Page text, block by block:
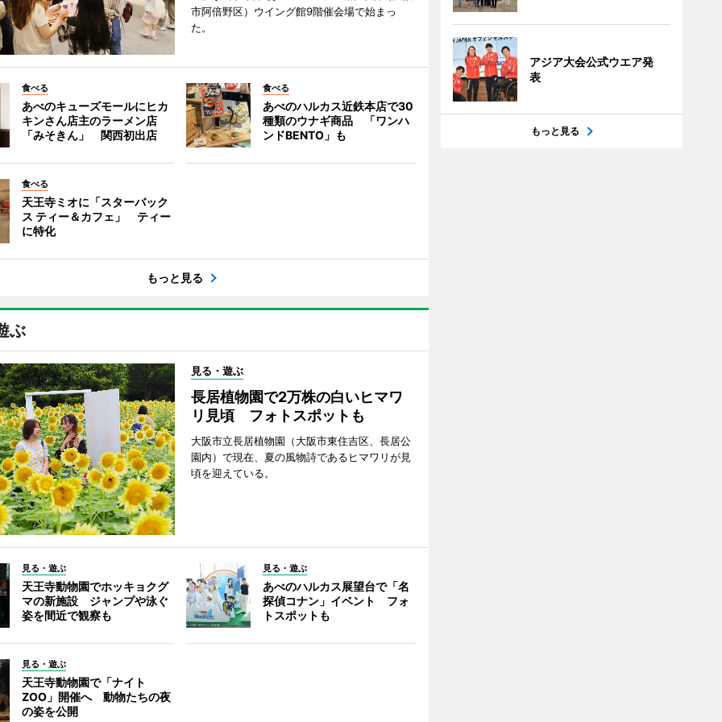
市阿倍野区）ウイング館9階催会場で始まっ
た。
食べる
あべのキューズモールにヒカ
キンさん店主のラーメン店
「みそきん」 関西初出店
食べる
あべのハルカス近鉄本店で30
種類のウナギ商品 「ワンハ
ンドBENTO」も
食べる
天王寺ミオに「スターバック
ス ティー＆カフェ」 ティー
に特化
もっと見る
ぶ
見る・遊ぶ
長居植物園で2万株の白いヒマワ
リ見頃 フォトスポットも
大阪市立長居植物園（大阪市東住吉区、長居公
園内）で現在、夏の風物詩であるヒマワリが見
頃を迎えている。
見る・遊ぶ
天王寺動物園でホッキョクグ
マの新施設 ジャンプや泳ぐ
姿を間近で観察も
見る・遊ぶ
あべのハルカス展望台で「名
探偵コナン」イベント フォ
トスポットも
見る・遊ぶ
天王寺動物園で「ナイト
ZOO」開催へ 動物たちの夜
の姿を公開
アジア大会公式ウエア発
表
もっと見る